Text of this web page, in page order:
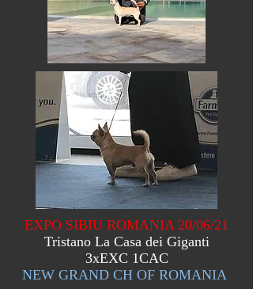
EXPO SIBIU ROMANIA 20/06/21
Tristano La Casa dei Giganti
3xEXC 1CAC
NEW GRAND CH OF ROMANIA